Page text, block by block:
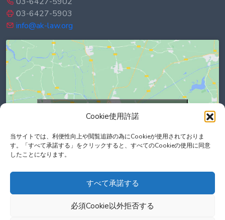
Cookie使用許諾
当サイトでは、利便性向上や閲覧追跡の為にCookieが使用されておりま
す。「すべて承諾する」をクリックすると、すべてのCookieの使用に同意
したことになります。
すべて承諾する
必須Cookie以外拒否する
03-6427-5903
info@ak-law.org
Click to accept marketing cookies and
enable this content